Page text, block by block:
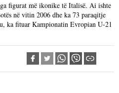
figurat më ikonike të Italisë. Ai ishte
në vitin 2006 dhe ka 73 paraqitje
ka fituar Kampionatin Evropian U-21